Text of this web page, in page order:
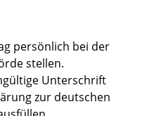
persönlich bei der
stellen.
Unterschrift
zur deutschen